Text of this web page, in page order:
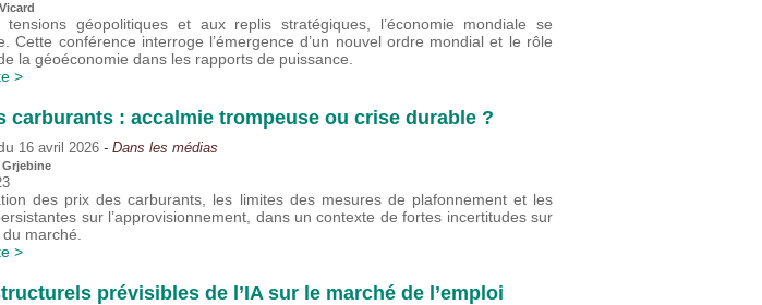
tensions géopolitiques et aux replis stratégiques, l’économie mondiale se
Cette conférence interroge l’émergence d’un nouvel ordre mondial et le rôle
la géoéconomie dans les rapports de puissance.
>
carburants : accalmie trompeuse ou crise durable ?
16 avril 2026 - Dans les médias
des prix des carburants, les limites des mesures de plafonnement et les
sur l’approvisionnement, dans un contexte de fortes incertitudes sur
du marché.
>
prévisibles de l’IA sur le marché de l’emploi